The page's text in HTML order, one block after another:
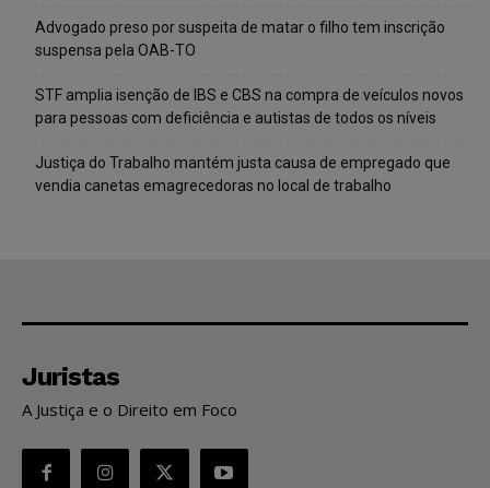
Advogado preso por suspeita de matar o filho tem inscrição
suspensa pela OAB-TO
STF amplia isenção de IBS e CBS na compra de veículos novos
para pessoas com deficiência e autistas de todos os níveis
Justiça do Trabalho mantém justa causa de empregado que
vendia canetas emagrecedoras no local de trabalho
Juristas
A Justiça e o Direito em Foco